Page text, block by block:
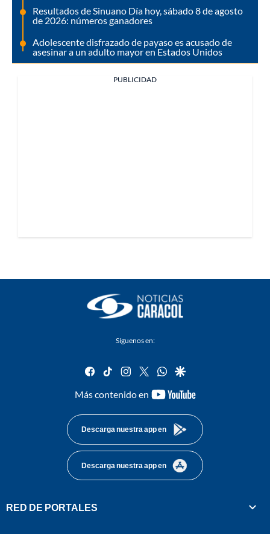
Resultados de Sinuano Día hoy, sábado 8 de agosto
de 2026: números ganadores
Adolescente disfrazado de payaso es acusado de
asesinar a un adulto mayor en Estados Unidos
PUBLICIDAD
Síguenos en:
facebook
tiktok instagram
twitterwhatsapp
google
Más contenido en
youtube-
Descarga nuestra app en
Descarga nuestra app en
RED DE PORTALES